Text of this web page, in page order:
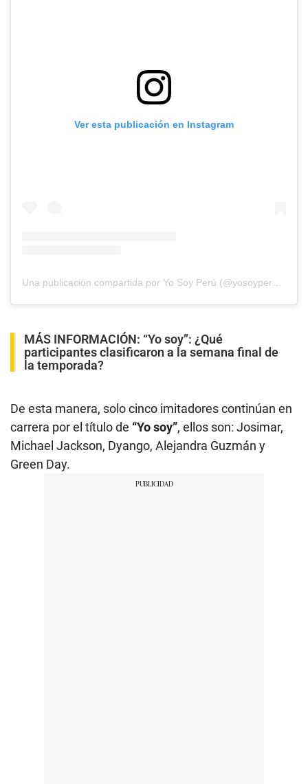
Ver esta publicación en Instagram
Una publicación compartida por Yo Soy Perú (@yosoyperupaginaoficial)
MÁS INFORMACIÓN: “Yo soy”: ¿Qué
participantes clasificaron a la semana final de
la temporada?
De esta manera, solo cinco imitadores continúan en
carrera por el título de “Yo soy”, ellos son: Josimar,
Michael Jackson, Dyango, Alejandra Guzmán y
Green Day.